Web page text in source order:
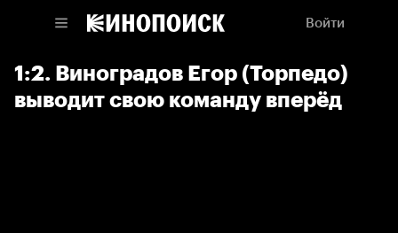
Войти
1:2. Виноградов Егор (Торпедо)
выводит свою команду вперёд